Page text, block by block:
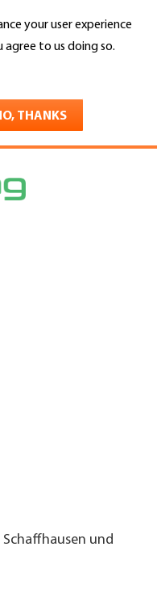
your user experience
to us doing so.
THANKS
Search
und